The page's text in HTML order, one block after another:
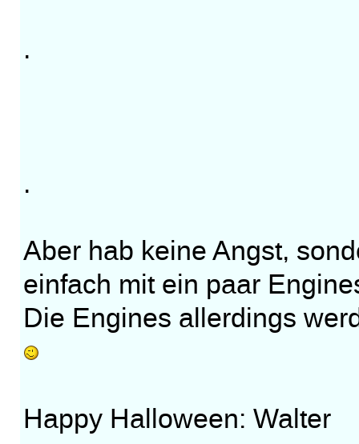
.
.
Aber hab keine Angst,
einfach mit ein paar
Die Engines allerdings
Happy Halloween: Walter